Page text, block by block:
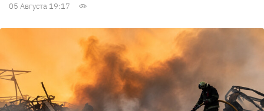
05 Августа 19:17